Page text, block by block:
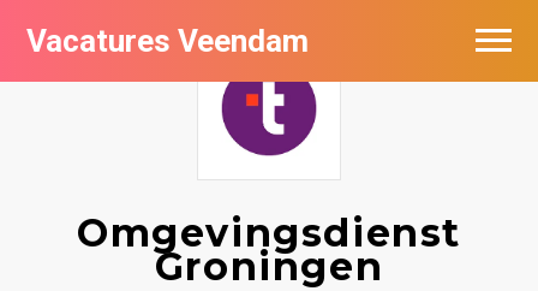
Vacatures Veendam
Omgevingsdienst
Groningen
Vacatures per bedrijf